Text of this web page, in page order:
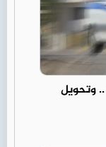
وتحويل